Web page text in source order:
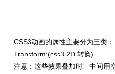
CSS3动画的属性主要分为三类
Transform:(css3 2D 转换)
注意：这些效果叠加时，中间用